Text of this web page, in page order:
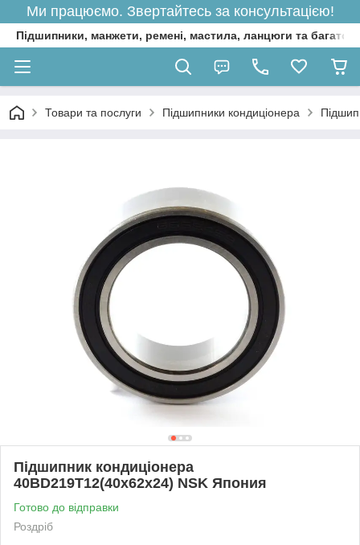
Ми працюємо. Звертайтесь за консультацією!
Підшипники, манжети, ремені, мастила, ланцюги та багато
Товари та послуги Підшипники кондиціонера
Підшипник кондиціонера
40BD219T12(40x62x24) NSK Япония
Готово до відправки
Роздріб